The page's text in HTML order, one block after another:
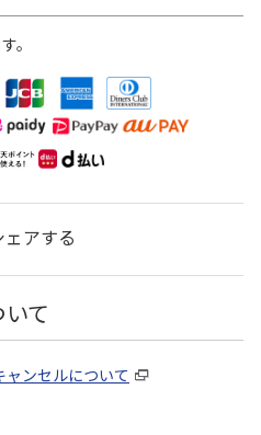
。
ェアする
て
ャンセルについて